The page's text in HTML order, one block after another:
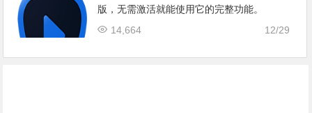
版，无需激活就能使用它的完整功能。
12/29
14,664